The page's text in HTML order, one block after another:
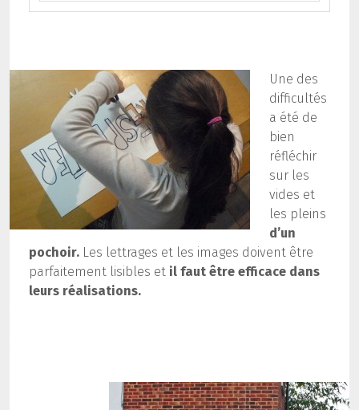
Une des
difficultés
a été de
bien
réfléchir
sur les
vides et
les pleins
d’un
pochoir. Les lettrages et les images doivent être
parfaitement lisibles et il faut être efficace dans
leurs réalisations.